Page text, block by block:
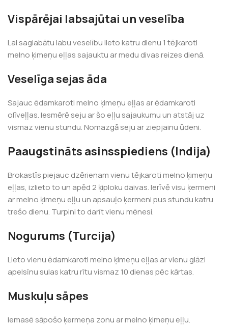
Vispārējai labsajūtai un veselība
Lai saglabātu labu veselību lieto katru dienu 1 tējkaroti
melno ķimeņu eļļas sajauktu ar medu divas reizes dienā.
Veselīga sejas āda
Sajauc ēdamkaroti melno ķimeņu eļļas ar ēdamkaroti
olīveļļas. Iesmērē seju ar šo eļļu sajaukumu un atstāj uz
vismaz vienu stundu. Nomazgā seju ar ziepjainu ūdeni.
Paaugstināts asinsspiediens (Indija)
Brokastīs piejauc dzērienam vienu tējkaroti melno ķimeņu
eļļas, izlieto to un apēd 2 ķiploku daivas. Ierīvē visu ķermeni
ar melno ķimeņu eļļu un apsauļo ķermeni pus stundu katru
trešo dienu. Turpini to darīt vienu mēnesi.
Nogurums (Turcija)
Lieto vienu ēdamkaroti melno ķimeņu eļļas ar vienu glāzi
apelsīnu sulas katru rītu vismaz 10 dienas pēc kārtas.
Muskuļu sāpes
Iemasē sāpošo ķermeņa zonu ar melno ķimeņu eļļu.